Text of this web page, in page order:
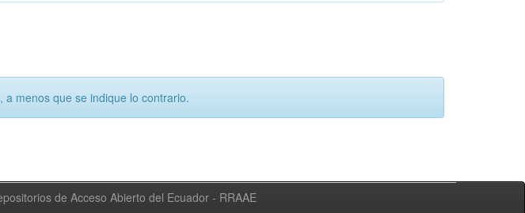
menos que se indique lo contrario.
de Acceso Abierto del Ecuador - RRAAE